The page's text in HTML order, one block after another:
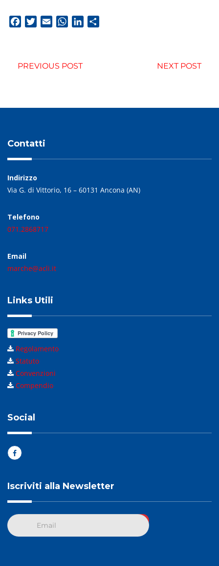
FacebookTwitterEmail WhatsApp
LinkedIn
PREVIOUS POST NEXT POST
Contatti
Indirizzo
Via G. di Vittorio, 16 – 60131 Ancona (AN)
Telefono
071.2868717
Email
marche@acli.it
Links Utili
Regolamento
Statuto
Convenzioni
Compendio
Social
Iscriviti alla Newsletter